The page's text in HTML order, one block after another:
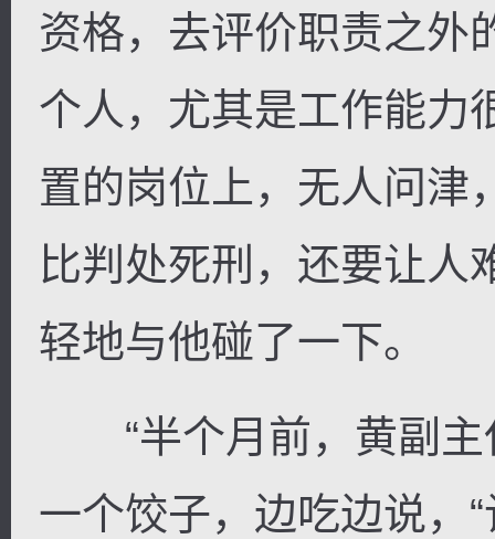
资格，去评价职责之外
个人，尤其是工作能力
置的岗位上，无人问津
比判处死刑，还要让人
轻地与他碰了一下。
“半个月前，黄副主
一个饺子，边吃边说，